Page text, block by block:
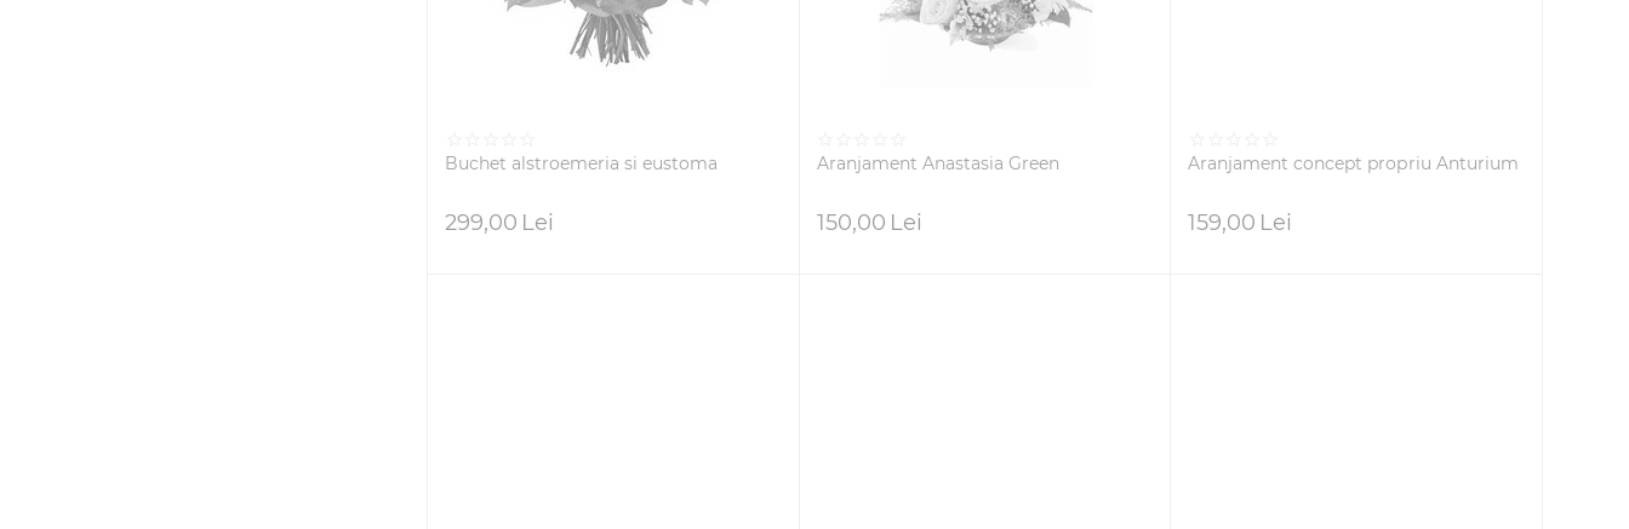
Buchet alstroemeria si eustoma
299,00 Lei
Aranjament Anastasia Green
150,00 Lei
Aranjament concept propriu Anturium
159,00 Lei